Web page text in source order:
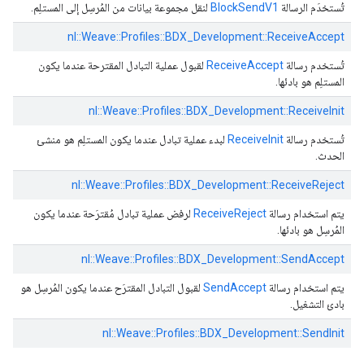
تُستخدَم الرسالة BlockSendV1 لنقل مجموعة بيانات من المُرسِل إلى المستلِم.
nl::Weave::Profiles::BDX_Development::ReceiveAccept
تُستخدم رسالة ReceiveAccept لقبول عملية التبادل المقترحة عندما يكون
المستلِم هو بادئها.
nl::Weave::Profiles::BDX_Development::ReceiveInit
تُستخدم رسالة ReceiveInit لبدء عملية تبادل عندما يكون المستلِم هو منشئ
الحدث.
nl::Weave::Profiles::BDX_Development::ReceiveReject
يتم استخدام رسالة ReceiveReject لرفض عملية تبادل مُقترَحة عندما يكون
المُرسِل هو بادئها.
nl::Weave::Profiles::BDX_Development::SendAccept
يتم استخدام رسالة SendAccept لقبول التبادل المقترَح عندما يكون المُرسِل هو
بادئ التشغيل.
nl::Weave::Profiles::BDX_Development::SendInit